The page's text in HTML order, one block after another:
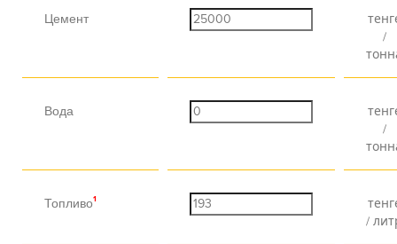
Цемент
/
Вода
/
Топливо1
/